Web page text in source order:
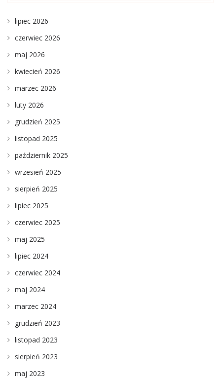
lipiec 2026
czerwiec 2026
maj 2026
kwiecień 2026
marzec 2026
luty 2026
grudzień 2025
listopad 2025
październik 2025
wrzesień 2025
sierpień 2025
lipiec 2025
czerwiec 2025
maj 2025
lipiec 2024
czerwiec 2024
maj 2024
marzec 2024
grudzień 2023
listopad 2023
sierpień 2023
maj 2023